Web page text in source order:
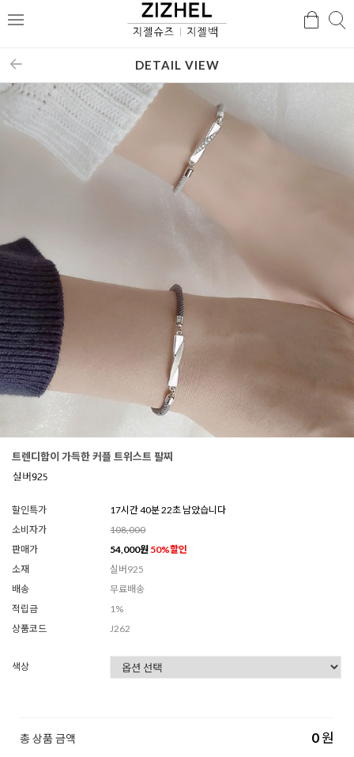
메
검
DETAIL VIEW
트렌디함이 가득한 커플 트위스트 팔찌
할인특가
17시간 40분 19초 남았습니다
소비자가
108,000
판매가
54,000원 50%할인
소재
실버925
배송
무료배송
적립금
1%
상품코드
J262
색상
총 상품 금액 0원